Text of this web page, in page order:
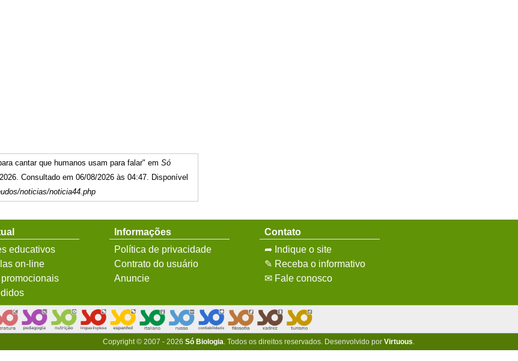
cantar que humanos usam para falar" em Só
Consultado em 06/08/2026 às 04:47. Disponível
noticias/noticia44.php
educativos
on-line
Informações
Política de privacidade
Contrato do usuário
Anuncie
Contato
➦ Indique o site
✎ Receba o informativo
✉ Fale conosco
Copyright © 2007 - 2026 Só Biologia . Todos os direitos reservados. Desenvolvido por Virtuous